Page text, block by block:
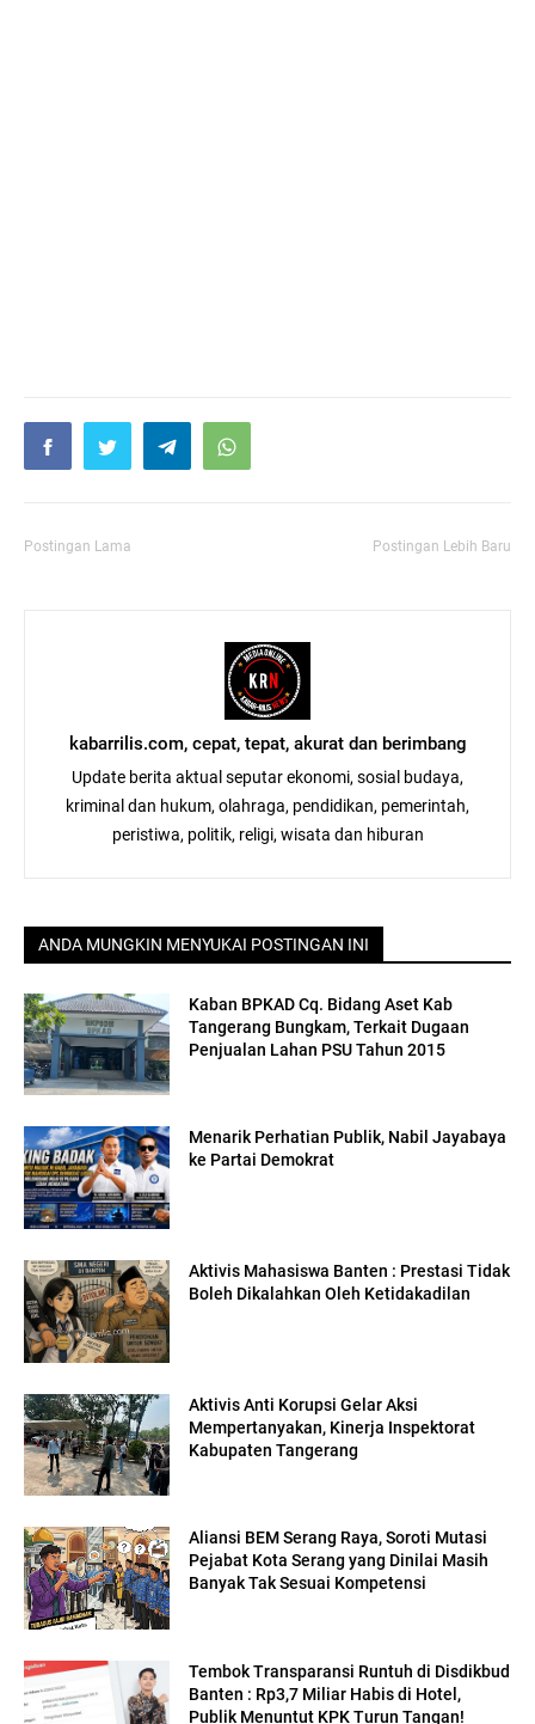
Postingan Lama Postingan Lebih Baru
kabarrilis.com, cepat, tepat, akurat dan berimbang
Update berita aktual seputar ekonomi, sosial budaya,
kriminal dan hukum, olahraga, pendidikan, pemerintah,
peristiwa, politik, religi, wisata dan hiburan
ANDA MUNGKIN MENYUKAI POSTINGAN INI
Kaban BPKAD Cq. Bidang Aset Kab
Tangerang Bungkam, Terkait Dugaan
Penjualan Lahan PSU Tahun 2015
Menarik Perhatian Publik, Nabil Jayabaya
ke Partai Demokrat
Aktivis Mahasiswa Banten : Prestasi Tidak
Boleh Dikalahkan Oleh Ketidakadilan
Aktivis Anti Korupsi Gelar Aksi
Mempertanyakan, Kinerja Inspektorat
Kabupaten Tangerang
Aliansi BEM Serang Raya, Soroti Mutasi
Pejabat Kota Serang yang Dinilai Masih
Banyak Tak Sesuai Kompetensi
Tembok Transparansi Runtuh di Disdikbud
Banten : Rp3,7 Miliar Habis di Hotel,
Publik Menuntut KPK Turun Tangan!